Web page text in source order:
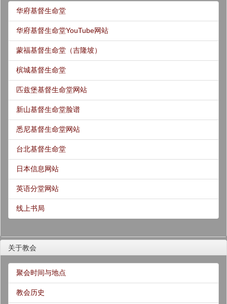
华府基督生命堂
华府基督生命堂YouTube网站
蒙福基督生命堂（吉隆坡）
槟城基督生命堂
匹兹堡基督生命堂网站
新山基督生命堂脸谱
悉尼基督生命堂网站
台北基督生命堂
日本信息网站
英语分堂网站
线上书局
关于教会
聚会时间与地点
教会历史